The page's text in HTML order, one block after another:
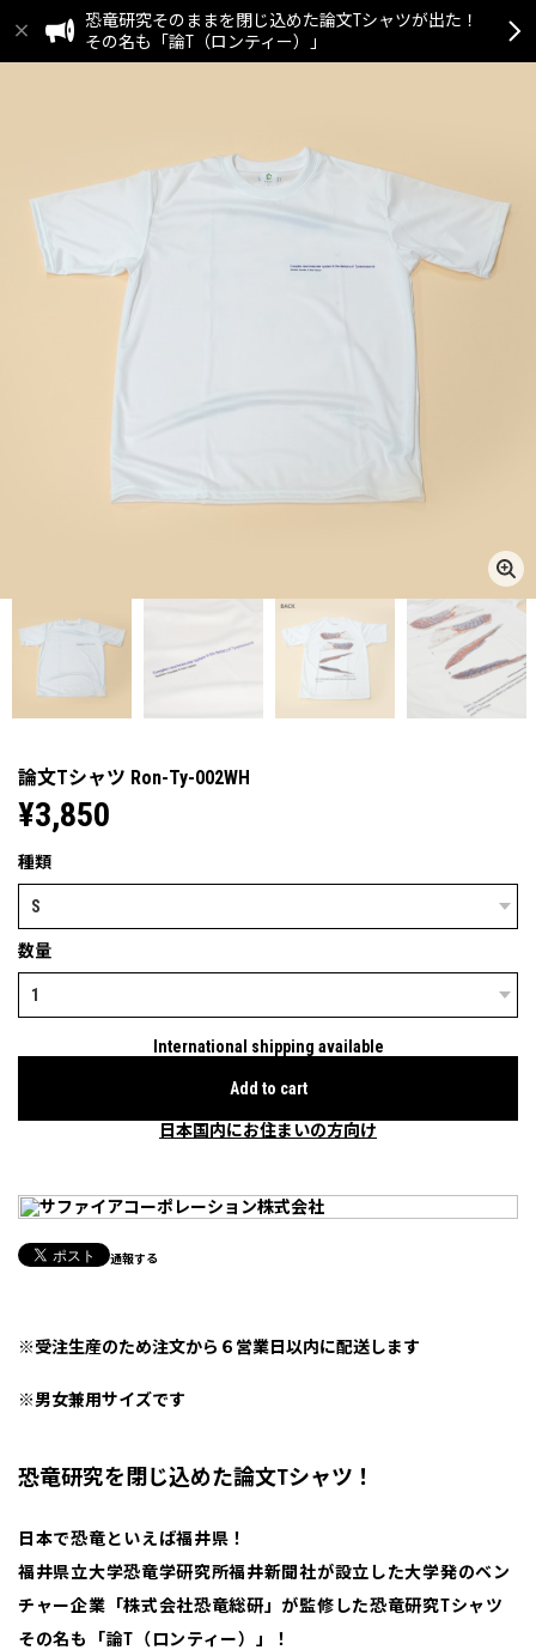
恐竜研究そのままを閉じ込めた論文Tシャツが出た！
その名も「論T（ロンティー）」
論文Tシャツ Ron-Ty-002WH
¥3,850
種類
数量
International shipping available
Add to cart
日本国内にお住まいの方向け
通報する
※受注生産のため注文から６営業日以内に配送します
※男女兼用サイズです
恐竜研究を閉じ込めた論文Tシャツ！
日本で恐竜といえば福井県！
福井県立大学恐竜学研究所福井新聞社が設立した大学発のベン
チャー企業「株式会社恐竜総研」が監修した恐竜研究Tシャツ
その名も「論T（ロンティー）」！